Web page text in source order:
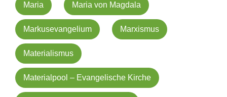
Maria Maria von Magdala
Markusevangelium Marxismus
Materialismus
Materialpool – Evangelische Kirche